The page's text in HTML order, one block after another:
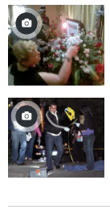
5
minutes,
8
seconds